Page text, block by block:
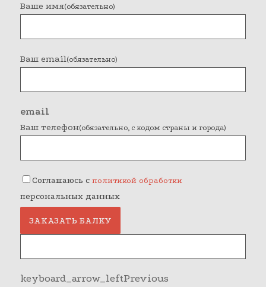
Ваше имя(обязательно)
Ваш email(обязательно)
email
Ваш телефон(обязательно, с кодом страны и города)
Соглашаюсь с политикой обработки
персональных данных
ЗАКАЗАТЬ БАЛКУ
keyboard_arrow_leftPrevious